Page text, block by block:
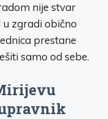
nije stvar
u zgradi obično
prestane
samo od sebe.